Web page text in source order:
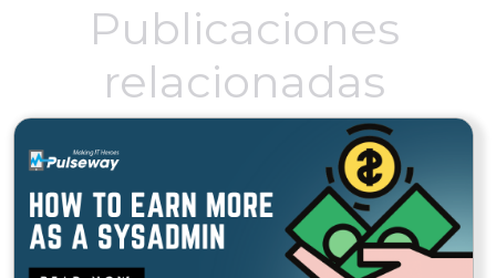
Publicaciones
relacionadas